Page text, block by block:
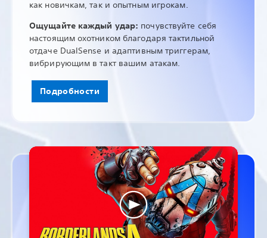
как новичкам, так и опытным игрокам.
Ощущайте каждый удар: почувствуйте себя
настоящим охотником благодаря тактильной
отдаче DualSense и адаптивным триггерам,
вибрирующим в такт вашим атакам.
Подробности